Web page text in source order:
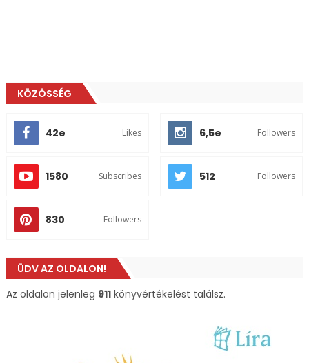
KÖZÖSSÉG
42e Likes 6,5e Followers
1580 Subscribes 512 Followers
830 Followers
ÜDV AZ OLDALON!
Az oldalon jelenleg 911könyvértékelést találsz.